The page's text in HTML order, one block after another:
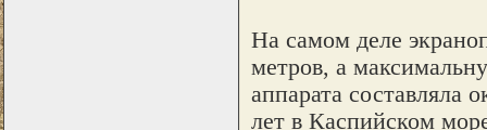
На самом деле
метров, а
аппарата составляла
лет в Каспийском